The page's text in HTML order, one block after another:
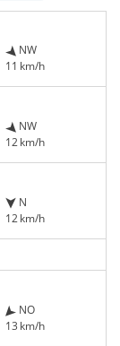
NW
11 km/h
NW
12 km/h
N
12 km/h
NO
13 km/h